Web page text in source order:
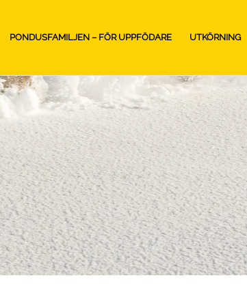
PONDUSFAMILJEN – FÖR UPPFÖDARE UTKÖRNING